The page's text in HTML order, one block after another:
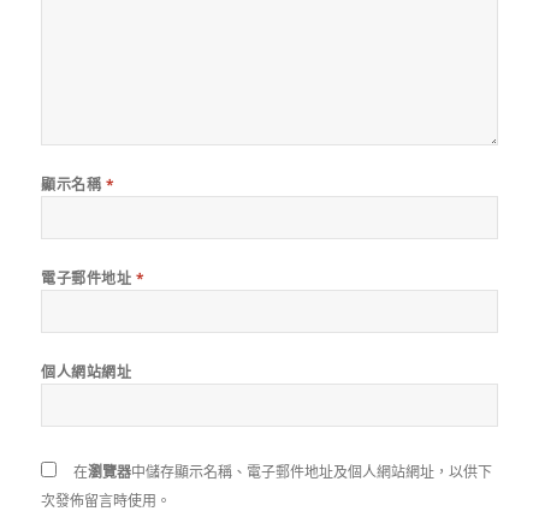
顯示名稱 *
電子郵件地址 *
個人網站網址
在瀏覽器中儲存顯示名稱、電子郵件地址及個人網站網址，以供下
次發佈留言時使用。